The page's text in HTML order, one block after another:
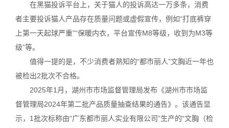
在黑猫投诉平台上，关于猫人的投诉高达一万多条，消费
者主要投诉猫人产品存在质量问题或虚假宣传，例如“打底裤穿
上第一天起球严重”“保暖内衣，平台宣传M8等级，收到为M3等
级”等。
值得一提的是，不少消费者熟知的“都市丽人”文胸近一年也
被检出2批次不合格。
2025年1月，湖州市市场监督管理局发布《湖州市市场监
督管理局2024年第二批产品质量抽查结果的通告》。该通告显
示，1批次标称由“广东都市丽人实业有限公司”生产的“文胸（检